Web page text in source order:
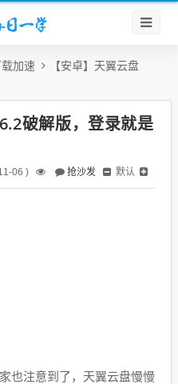
加速
【安卓】天翼云盘
破解版，登录就是
06 ) 抢沙发 默认
也注意到了，天翼云盘慢慢